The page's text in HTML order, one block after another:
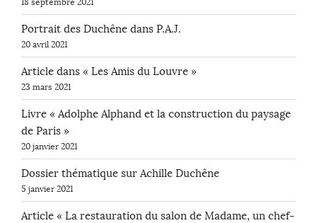
Portrait des Duchêne dans P.A.J.
20 avril 2021
Article dans « Les Amis du Louvre »
23 mars 2021
Livre « Adolphe Alphand et la construction du paysage
de Paris »
20 janvier 2021
Dossier thématique sur Achille Duchêne
5 janvier 2021
Article « La restauration du salon de Madame, un chef-